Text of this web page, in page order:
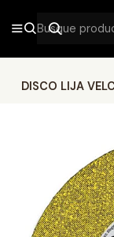
DISCO LIJA